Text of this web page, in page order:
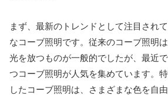
まず、最新のトレンドとして注目され
なコーブ照明です。従来のコーブ照明
光を放つものが一般的でしたが、最近
つコーブ照明が人気を集めています。
したコーブ照明は、さまざまな色を自